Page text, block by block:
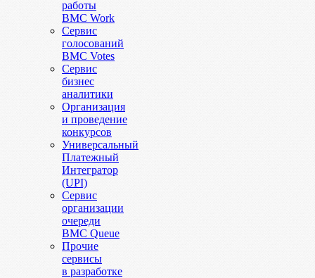
работы
BMC Work
Сервис
голосований
BMC Votes
Сервис
бизнес
аналитики
Организация
и проведение
конкурсов
Универсальный
Платежный
Интегратор
(UPI)
Сервис
организации
очереди
BMC Queue
Прочие
сервисы
в разработке